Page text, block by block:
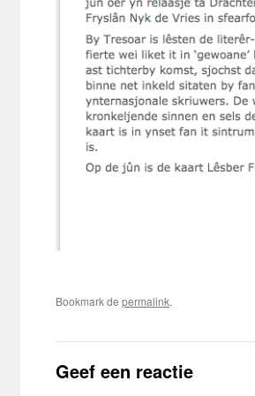
Bookmark de permalink.
Geef een reactie